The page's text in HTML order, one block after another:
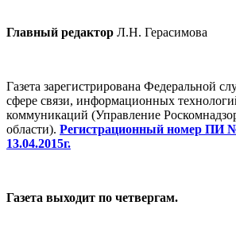
Главный редактор Л.Н. Герасимова
Газета зарегистрирована Федеральной
сфере связи, информационных
коммуникаций (Управление
области). Регистрационный номер ПИ
13.04.2015г.
Газета выходит по четвергам.